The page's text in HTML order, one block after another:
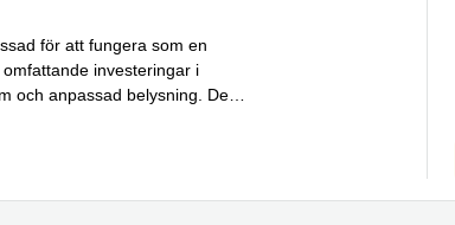
för att fungera som en
investeringar i
och anpassad belysning. De